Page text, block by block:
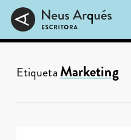
Skip
main
Etiqueta Marketing